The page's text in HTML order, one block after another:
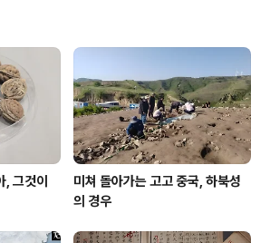
그것이
미쳐 돌아가는 고고 중국, 하북성
의 경우